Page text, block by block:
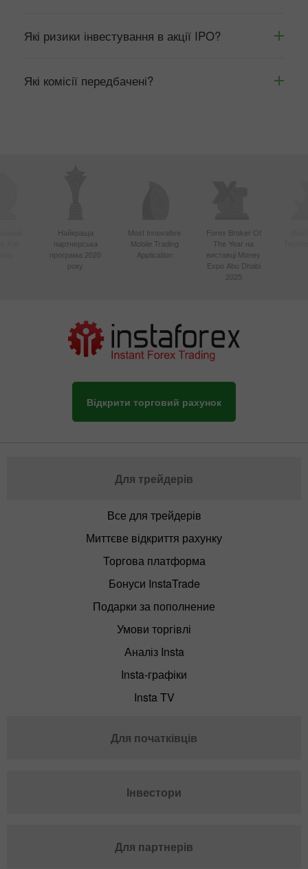
Які ризики інвестування в акції IPO?
Які комісії передбачені?
Найкраща
партнерська
програма 2020
року
Most Innovative
Mobile Trading
Application
Forex Broker Of
The Year на
виставці Money
Expo Abu Dhabi
2025
Відкрити торговий рахунок
Для трейдерів
Все для трейдерів
Миттєве відкриття рахунку
Торгова платформа
Бонуси InstaTrade
Подарки за пополнение
Умови торгівлі
Аналіз Insta
Insta-графіки
Insta TV
Для початківців
Інвестори
Для партнерів